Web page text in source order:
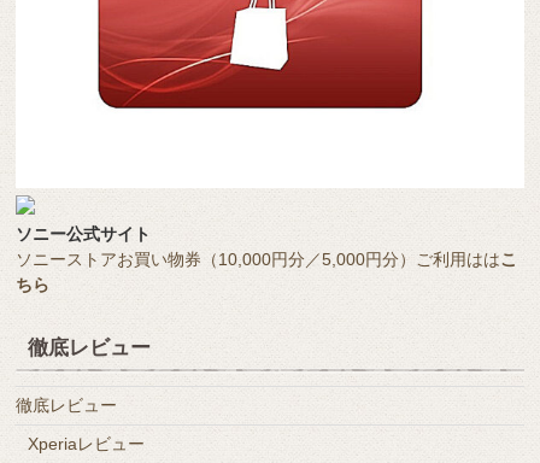
ソニー公式サイト
ソニーストアお買い物券（10,000円分／5,000円分）ご利用ははこ
ちら
徹底レビュー
徹底レビュー
Xperiaレビュー